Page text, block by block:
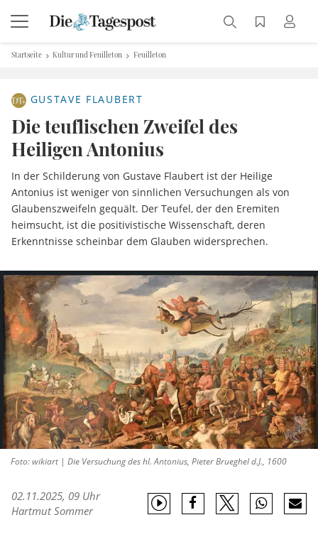
Startseite Kultur und Feuilleton Feuilleton
GUSTAVE FLAUBERT
Die teuflischen Zweifel des
Heiligen Antonius
In der Schilderung von Gustave Flaubert ist der Heilige
Antonius ist weniger von sinnlichen Versuchungen als von
Glaubenszweifeln gequält. Der Teufel, der den Eremiten
heimsucht, ist die positivistische Wissenschaft, deren
Erkenntnisse scheinbar dem Glauben widersprechen.
Foto: wikiart | Die Versuchung des hl. Antonius, Pieter Brueghel d.J., 1600
02.11.2025, 09 Uhr
Hartmut Sommer